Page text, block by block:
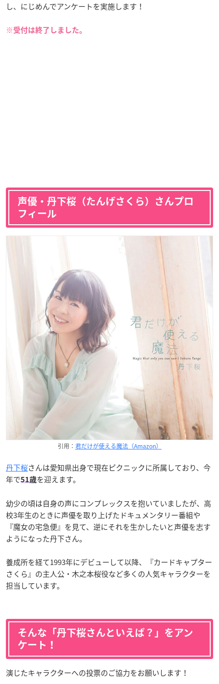
し、にじめんでアンケートを実施します！
※受付は終了しました。
声優・丹下桜（たんげさくら）さんプロ
フィール
引用： 君だけが使える魔法（Amazon）
丹下桜さんは愛知県出身で現在ピクニックに所属しており、今
年で51歳を迎えます。
幼少の頃は自身の声にコンプレックスを抱いていましたが、高
校3年生のときに声優を取り上げたドキュメンタリー番組や
『魔女の宅急便』を見て、逆にそれを生かしたいと声優を志す
ようになった丹下さん。
養成所を経て1993年にデビューして以降、『カードキャプター
さくら』の主人公・木之本桜役など多くの人気キャラクターを
担当しています。
そんな「丹下桜さんといえば？」をアン
ケート！
演じたキャラクターへの投票のご協力をお願いします！